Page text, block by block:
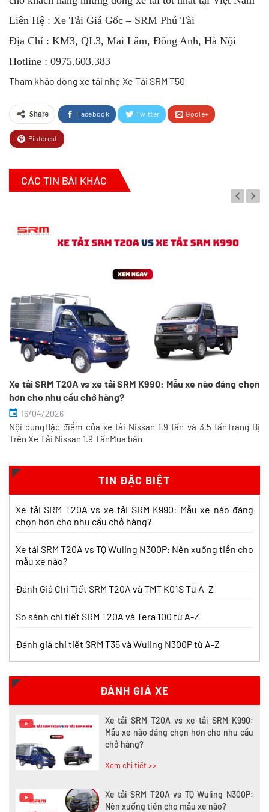
Liên Hệ : Xe Tải Giá Gốc – SRM Phú Tài
Địa Chỉ : KM3, QL3, Mai Lâm, Đông Anh, Hà Nội
Hotline : 0975.603.383
Tham khảo dòng xe tải nhẹ Xe Tải SRM T50
Facebook Twitter Goole+
Pinterest
CÁC TIN BÀI KHÁC
Xe tải SRM T20A vs xe tải SRM K990: Mẫu xe nào đáng chọn
hơn cho nhu cầu chở hàng?
16/04/2026
Nội dungĐặc điểm của xe tải Nissan 1,9 tấn và 3,5 tấnTrang Bị
Trên Xe Tải Nissan 1.9 TấnMua bán
TIN ĐẶC BIỆT
Xe tải SRM T20A vs xe tải SRM K990: Mẫu xe nào đáng
chọn hơn cho nhu cầu chở hàng?
Xe tải SRM T20A vs TQ Wuling N300P: Nên xuống tiền cho
mẫu xe nào?
Đánh Giá Chi Tiết SRM T20A và TMT K01S Từ A–Z
So sánh chi tiết SRM T20A và Tera 100 từ A-Z
Đánh giá chi tiết SRM T35 và Wuling N300P từ A-Z
ĐÁNH GIÁ XE
So sánh xe tải SRM T35 và SRM K990:
Khác biệt gì và chọn sao cho đúng?
So sánh xe tải SRM T35 và Tera 100s:
Nên chọn dòng nào?
Pro? So sánh chi tiết
Nên mua xe tải SRM T30 hay Tera 100?
Tìm hiểu chi tiết
Xe tải SRM T20A vs xe tải SRM K990:
Mẫu xe nào đáng chọn hơn cho nhu cầu
chở hàng?
Xem chi tiết >>
Xe tải SRM T20A vs TQ Wuling N300P:
Nên xuống tiền cho mẫu xe nào?